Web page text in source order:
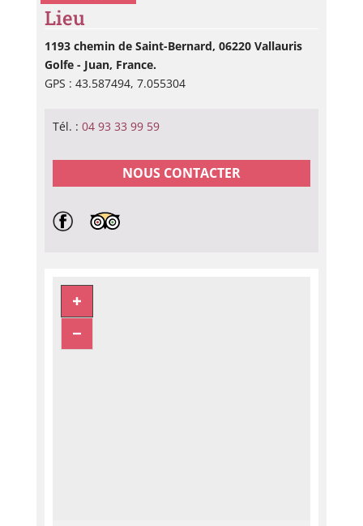
Lieu
1193 chemin de Saint-Bernard, 06220 Vallauris
Golfe - Juan, France.
GPS : 43.587494, 7.055304
Tél. : 04 93 33 99 59
NOUS CONTACTER